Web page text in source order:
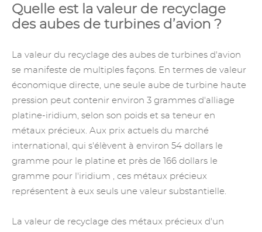
Quelle est la valeur de recyclage
des aubes de turbines d’avion ?
La valeur du recyclage des aubes de turbines d'avion
se manifeste de multiples façons. En termes de valeur
économique directe, une seule aube de turbine haute
pression peut contenir environ 3 grammes d'alliage
platine-iridium, selon son poids et sa teneur en
métaux précieux. Aux prix actuels du marché
international, qui s'élèvent à environ 54 dollars le
gramme pour le platine et près de 166 dollars le
gramme pour l'iridium , ces métaux précieux
représentent à eux seuls une valeur substantielle.
La valeur de recyclage des métaux précieux d'un